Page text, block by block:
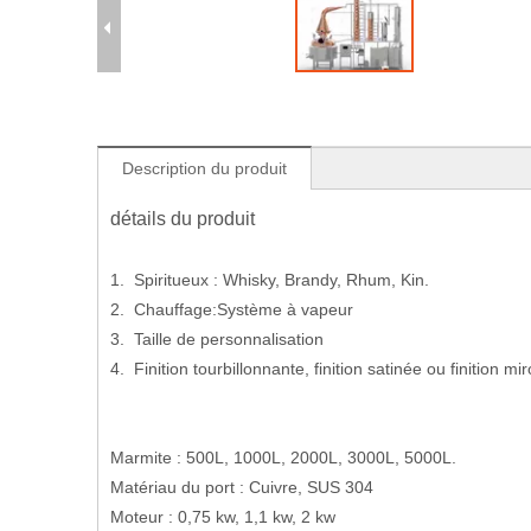
Description du produit
détails du produit
1. Spiritueux : Whisky, Brandy, Rhum, Kin.
2. Chauffage:Système à vapeur
3. Taille de personnalisation
4. Finition tourbillonnante, finition satinée ou finition
Marmite : 500L, 1000L, 2000L, 3000L, 5000L.
Matériau du port : Cuivre, SUS 304
Moteur : 0,75 kw, 1,1 kw, 2 kw